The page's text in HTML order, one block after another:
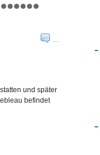
…
und später
befindet